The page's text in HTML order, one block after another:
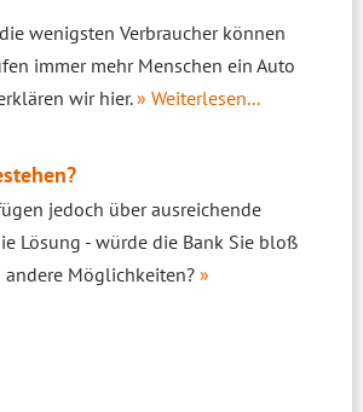
wenigsten Verbraucher können
immer mehr Menschen ein Auto
wir hier.» Weiterlesen...
jedoch über ausreichende
Lösung - würde die Bank Sie bloß
andere Möglichkeiten?»